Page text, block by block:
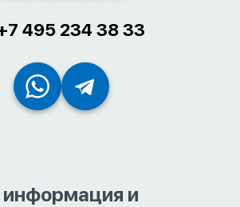
495 234 38 33
и